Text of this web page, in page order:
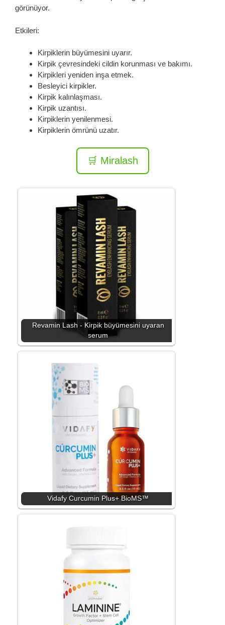
görünüyor.
Etkileri:
Kirpiklerin büyümesini uyarır.
Kirpik çevresindeki cildin korunması ve bakımı.
Kirpikleri yeniden inşa etmek.
Besleyici kirpikler.
Kirpik kalınlaşması.
Kirpik uzantısı.
Kirpiklerin yenilenmesi.
Kirpiklerin ömrünü uzatır.
🛒 Miralash
Revamin Lash - Kirpik büyümesini uyaran
serum
Vidafy Curcumin Plus+ BioMS™